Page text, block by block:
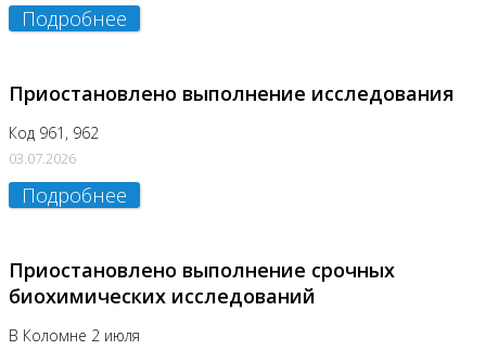
Подробнее
Приостановлено выполнение исследования
Код 961, 962
03.07.2026
Подробнее
Приостановлено выполнение срочных
биохимических исследований
В Коломне 2 июля